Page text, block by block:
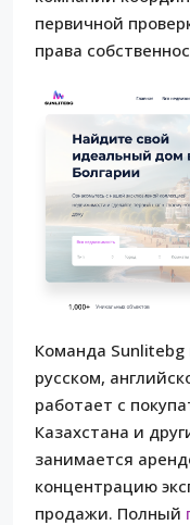
первичной
права
Команда Sunlitebg
русском,
работает с
Казахстана и
занимается
концентрацию
продажи. Полный